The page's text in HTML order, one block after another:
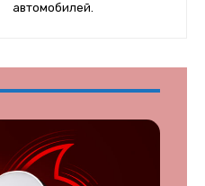
автомобилей.